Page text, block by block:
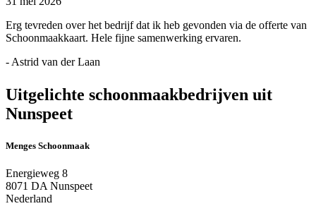
Erg tevreden over het bedrijf dat ik heb gevonden via de offerte van
Schoonmaakkaart. Hele fijne samenwerking ervaren.
- Astrid van der Laan
Uitgelichte schoonmaakbedrijven uit
Nunspeet
Menges Schoonmaak
Energieweg 8
8071 DA Nunspeet
Nederland